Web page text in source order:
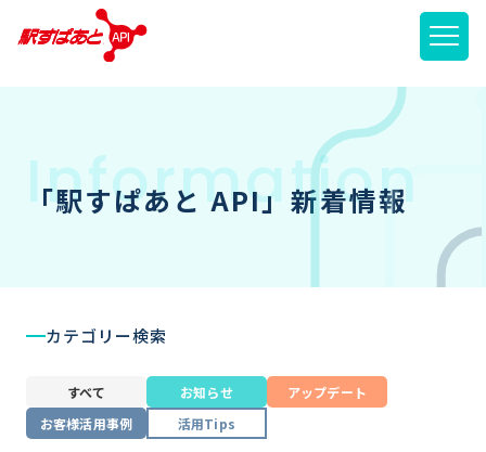
メニ
「駅すぱあと API」新着情報
カテゴリー検索
すべて お知らせ
アップデート
お客様活用事例
活用Tips